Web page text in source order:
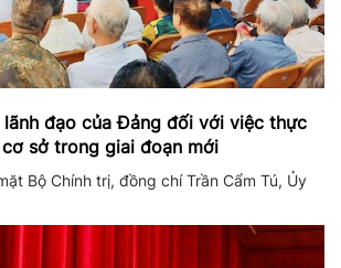
lãnh đạo của Đảng đối với việc thực
sở trong giai đoạn mới
Bộ Chính trị, đồng chí Trần Cẩm Tú, Ủy